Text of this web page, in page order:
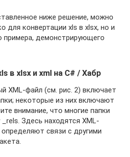
ниже решение, можно
для конвертации xls в xlsx, но и
примера, демонстрирующего
в xlsx и xml на C# / Хабр
XML-файл (см. рис. 2) включает
некоторые из них включают
внимание, что многие папки
Здесь находятся XML-
связи с другими